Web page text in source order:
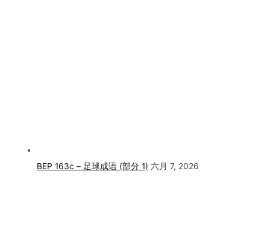
BEP 163c – 足球成语 (部分 1) 六月 7, 2026